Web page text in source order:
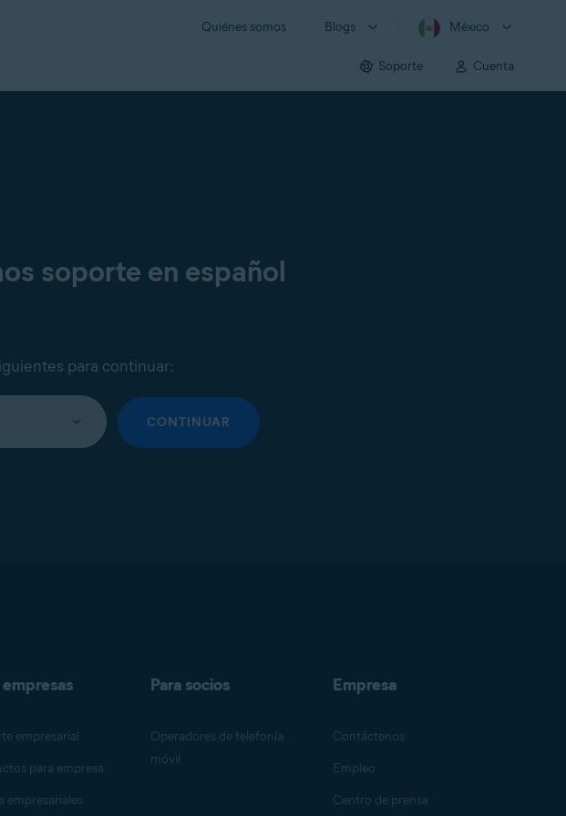
Quiénes somos Blogs México
Soporte Cuenta
soporte en español
para continuar:
CONTINUAR
empresas
empresarial
para empresa
empresariales
Para socios
Operadores de telefonía
móvil
Empresa
Contáctenos
Empleo
Centro de prensa